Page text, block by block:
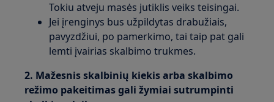
Tokiu atveju masės jutiklis veiks teisingai.
Jei įrenginys bus užpildytas drabužiais,
pavyzdžiui, po pamerkimo, tai taip pat gali
lemti įvairias skalbimo trukmes.
2. Mažesnis skalbinių kiekis arba skalbimo
režimo pakeitimas gali žymiai sutrumpinti